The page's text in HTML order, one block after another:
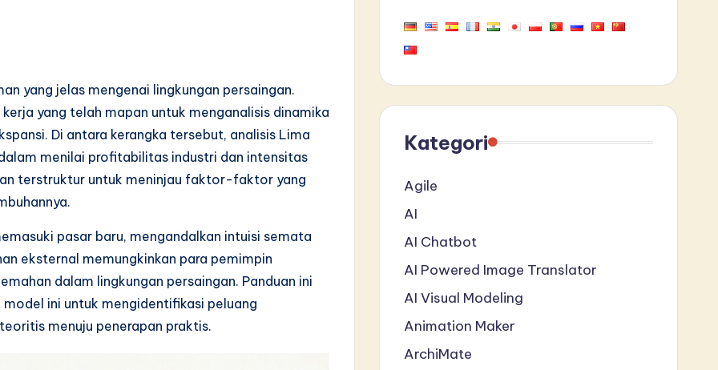
yang jelas mengenai lingkungan persaingan.
yang telah mapan untuk menganalisis dinamika
Di antara kerangka tersebut, analisis Lima
menilai profitabilitas industri dan intensitas
terstruktur untuk meninjau faktor-faktor yang
pasar baru, mengandalkan intuisi semata
eksternal memungkinkan para pemimpin
dalam lingkungan persaingan. Panduan ini
ini untuk mengidentifikasi peluang
menuju penerapan praktis.
Kategori
Agile
AI
AI Chatbot
AI Powered Image Translator
AI Visual Modeling
Animation Maker
ArchiMate